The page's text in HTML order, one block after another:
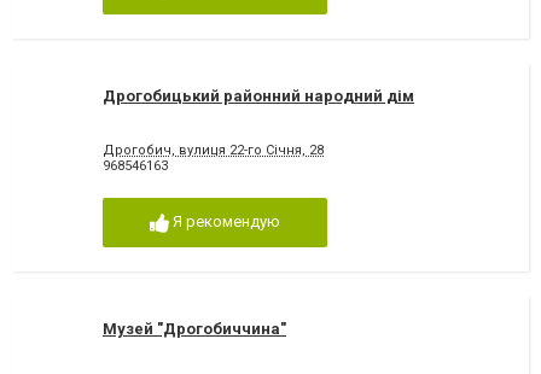
Дрогобицький районний народний дім
Дрогобич, вулиця 22-го Січня, 28
968546163
Я рекомендую
Музей "Дрогобиччина"